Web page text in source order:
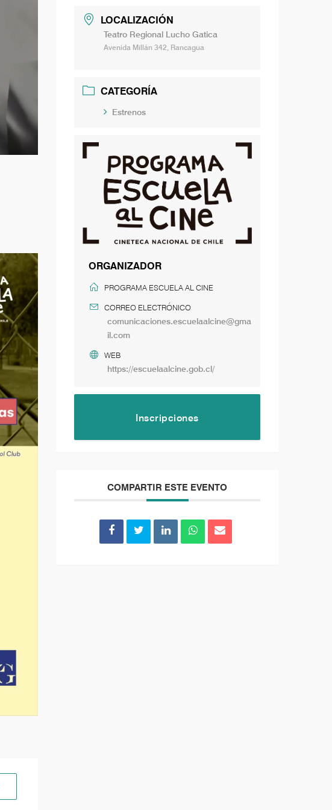
LOCALIZACIÓN
Teatro Regional Lucho Gatica
Avenida Millán 342, Rancagua
CATEGORÍA
Estrenos
ORGANIZADOR
PROGRAMA ESCUELA AL CINE
CORREO ELECTRÓNICO
comunicaciones.escuelaalcine@gma
il.com
WEB
https://escuelaalcine.gob.cl/
Inscripciones
COMPARTIR ESTE EVENTO